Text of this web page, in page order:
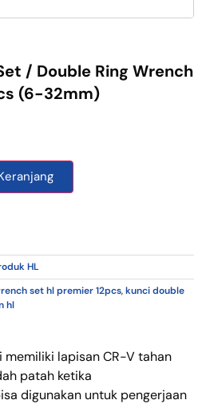
/ Double Ring Wrench
(6-32mm)
HL
set hl premier 12pcs,kunci double
hl
memiliki lapisan CR-V tahan
patah ketika
digunakan untuk pengerjaan